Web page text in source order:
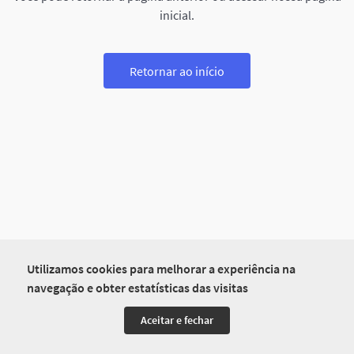
Utilizamos cookies para melhorar a experiência na
navegação e obter estatísticas das visitas
Aceitar e fechar
inicial.
Retornar ao início